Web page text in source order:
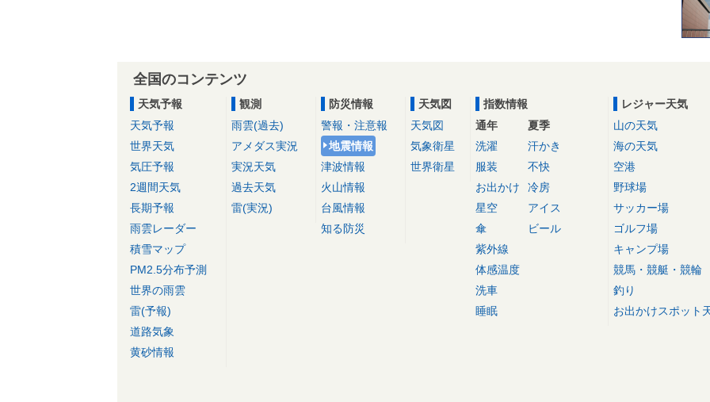
全国のコンテンツ
天気予報
天気予報
世界天気
気圧予報
2週間天気
長期予報
雨雲レーダー
積雪マップ
PM2.5分布予測
世界の雨雲
雷(予報)
道路気象
黄砂情報
観測
雨雲(過去)
アメダス実況
実況天気
過去天気
雷(実況)
防災情報
警報・注意報
地震情報
津波情報
火山情報
台風情報
知る防災
天気図
天気図
気象衛星
世界衛星
指数情報
通年
洗濯
服装
お出かけ
星空
傘
紫外線
体感温度
洗車
睡眠
夏季
汗かき
不快
冷房
アイス
ビール
レジャー天気
山の天気
海の天気
空港
野球場
サッカー場
ゴルフ場
キャンプ場
競馬・競艇・競輪
釣り
お出かけスポット